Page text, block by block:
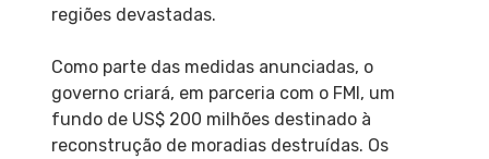
regiões devastadas.
Como parte das medidas anunciadas, o
governo criará, em parceria com o FMI, um
fundo de US$ 200 milhões destinado à
reconstrução de moradias destruídas. Os